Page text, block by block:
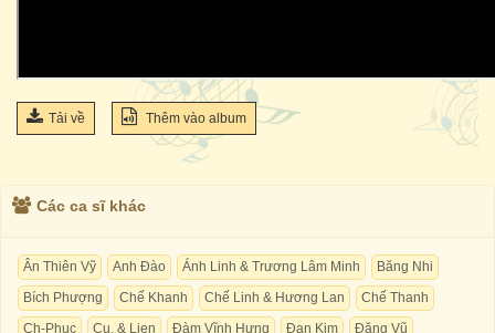
Tải về Thêm vào album
Các ca sĩ khác
Ân Thiên Vỹ Anh Đào Ánh Linh & Trương Lâm Minh
Băng Nhi
Bích Phượng
Chế Khanh Chế Linh & Hương Lan
Chế Thanh
Ch-Phuc
Cu. & Lien Đàm Vĩnh Hưng Đan Kim
Đăng Vũ